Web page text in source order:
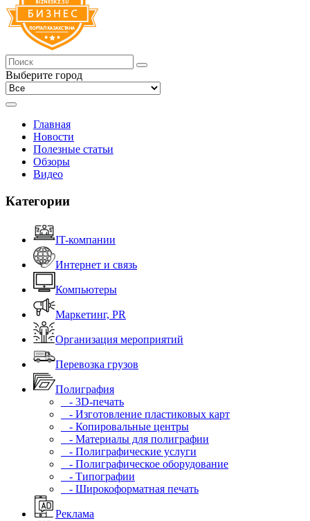
Выберите город
Главная
Новости
Полезные статьи
Обзоры
Видео
Категории
IT-компании
Интернет и связь
Компьютеры
Маркетинг, PR
Организация мероприятий
Перевозка грузов
Полиграфия
- 3D-печать
- Изготовление пластиковых карт
- Копировальные центры
- Материалы для полиграфии
- Полиграфические услуги
- Полиграфическое оборудование
- Типографии
- Широкоформатная печать
Реклама